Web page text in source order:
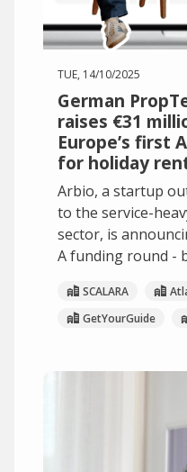
TUE, 14/10/2025
German
raises €31
Europe’s first
for holiday
Arbio, a startup
to the service-
sector, is
A funding round -
SCALARA
GetYourGuide